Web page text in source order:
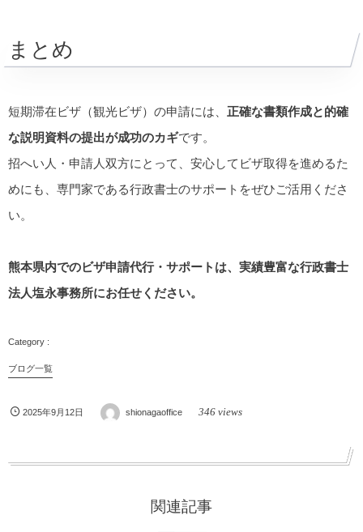
まとめ
短期滞在ビザ（観光ビザ）の申請には、 正確な書類作成と的確
な説明資料の提出が成功のカギです。
招へい人・申請人双方にとって、安心してビザ取得を進めるた
めにも、専門家である行政書士のサポートをぜひご活用くださ
い。
熊本県内でのビザ申請代行・サポートは、実績豊富な行政書士
法人塩永事務所にお任せください。
ブログ一覧
2025年9月12日 shionagaoffice 346 views
関連記事